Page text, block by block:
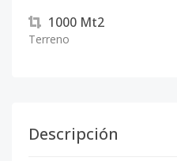
1000 Mt2
Terreno
Descripción